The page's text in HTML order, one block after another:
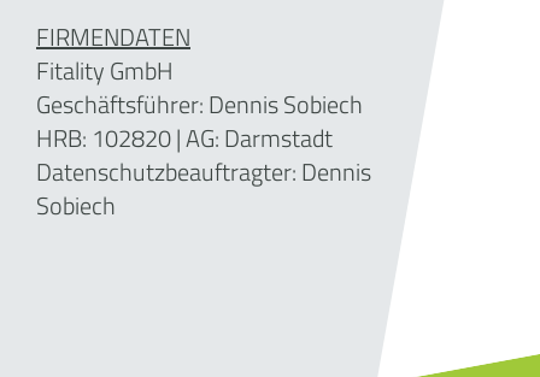
FIRMENDATEN
Fitality GmbH
Geschäftsführer: Dennis Sobiech
HRB: 102820 | AG: Darmstadt
Datenschutzbeauftragter: Dennis
Sobiech